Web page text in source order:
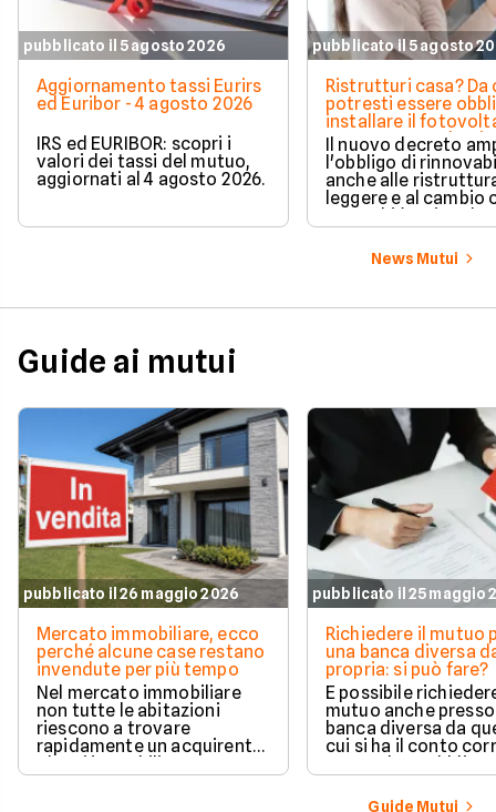
pubblicato il 5 agosto 2026
Aggiornamento tassi Eurirs
ed Euribor - 4 agosto 2026
IRS ed EURIBOR: scopri i
valori dei tassi del mutuo,
aggiornati al 4 agosto 2026.
pubblicato il 5 agosto
Ristrutturi casa? Da
potresti essere
installare il
nuova norma che
milioni di italiani
Il nuovo decreto
l'obbligo di
anche alle
leggere e al cambio
ecco chi è
cambia in pratica.
News Mutui
Guide ai mutui
pubblicato il 26 maggio 2026
Mercato immobiliare, ecco
perché alcune case restano
invendute per più tempo
Nel mercato immobiliare
non tutte le abitazioni
riescono a trovare
rapidamente un acquirente.
Alcuni immobili vengono
venduti in poche settimane,
pubblicato il 25 maggio
Richiedere il mutuo
una banca diversa
propria: si può fare?
È possibile
mutuo anche
banca diversa da
cui si ha il conto
senza alcun obbligo
trasferire il proprio
rapporto bancario.
Guide Mutui